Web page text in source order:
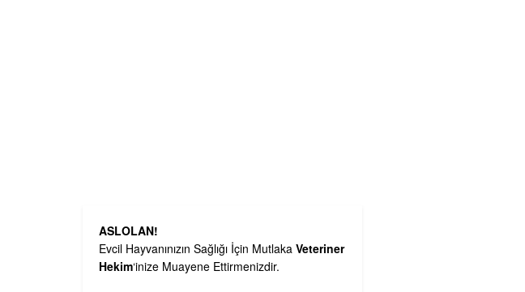
ASLOLAN!
Evcil Hayvanınızın Sağlığı İçin Mutlaka Veteriner
Hekim‘inize Muayene Ettirmenizdir.